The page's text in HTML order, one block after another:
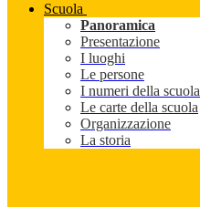
Scuola
Panoramica
Presentazione
I luoghi
Le persone
I numeri della scuola
Le carte della scuola
Organizzazione
La storia